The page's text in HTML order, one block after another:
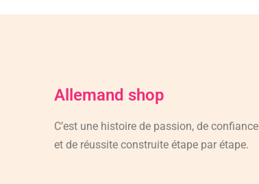
Allemand shop
C’est une histoire de passion, de confiance
et de réussite construite étape par étape.